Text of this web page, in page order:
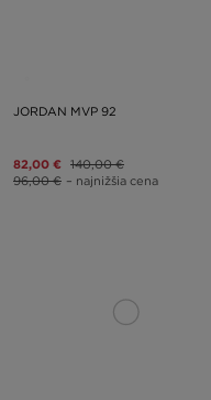
JORDAN MVP 92
82,00 € 140,00 €
96,00 € – najnižšia cena